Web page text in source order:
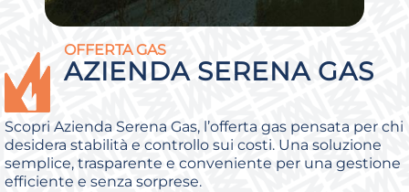
OFFERTA GAS
AZIENDA SERENA GAS
Scopri Azienda Serena Gas, l’offerta gas pensata per chi
desidera stabilità e controllo sui costi. Una soluzione
semplice, trasparente e conveniente per una gestione
efficiente e senza sorprese.